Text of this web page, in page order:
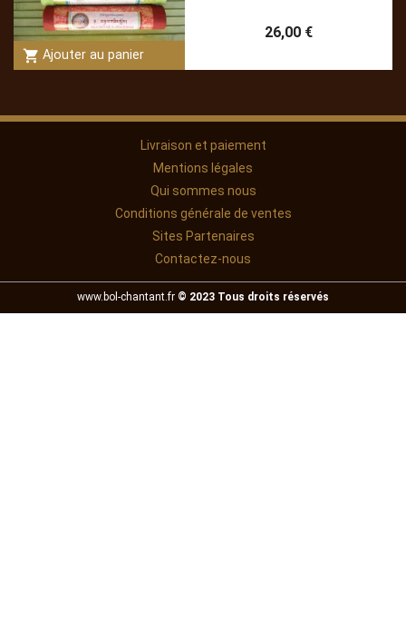
shopping_cart Ajouter au panier
26,00 €
Livraison et paiement
Mentions légales
Qui sommes nous
Conditions générale de ventes
Sites Partenaires
Contactez-nous
www.bol-chantant.fr © 2023 Tous droits réservés